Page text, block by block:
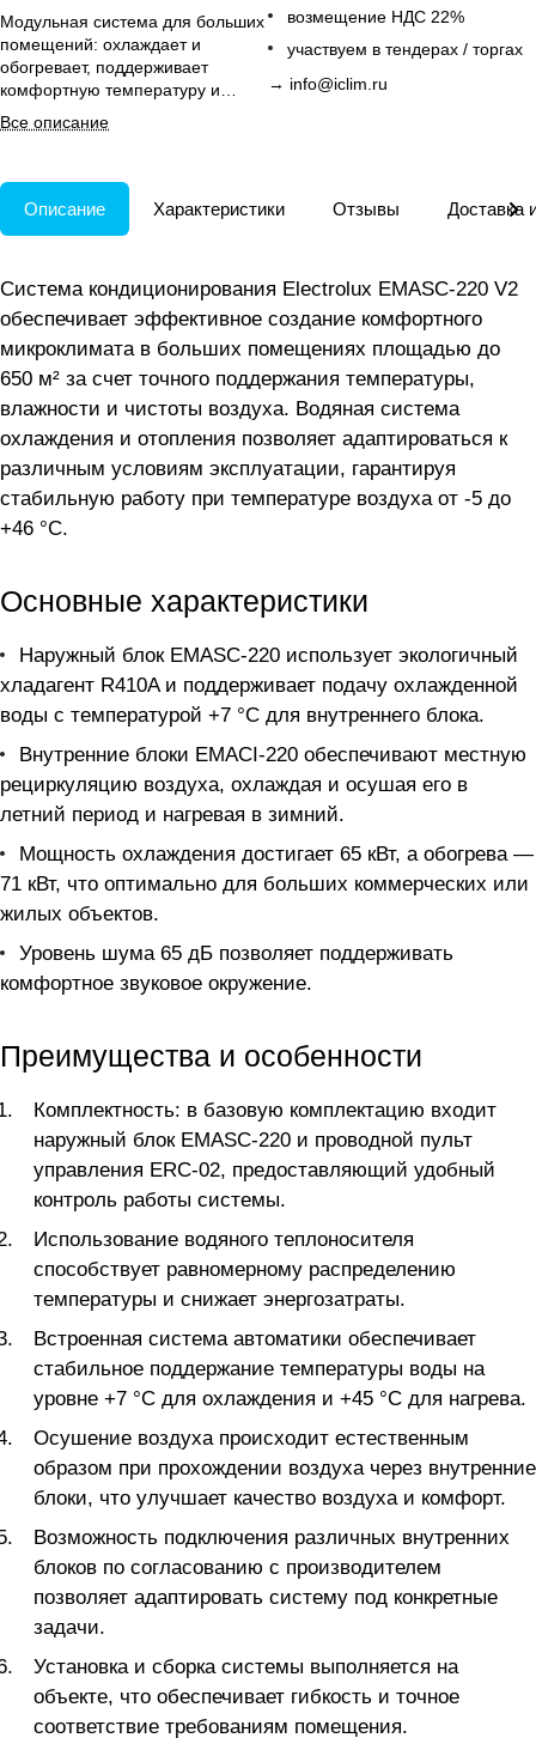
Модульная система для больших
помещений: охлаждает и
обогревает, поддерживает
комфортную температуру и
влажность, наружный блок и
пульт уже в комплекте
Все описание
возмещение НДС 22%
участвуем в тендерах / торгах
→ info@iclim.ru
Описание Характеристики Отзывы Доставка
Система кондиционирования Electrolux EMASC-220 V2
обеспечивает эффективное создание комфортного
микроклимата в больших помещениях площадью до
650 м² за счет точного поддержания температуры,
влажности и чистоты воздуха. Водяная система
охлаждения и отопления позволяет адаптироваться к
различным условиям эксплуатации, гарантируя
стабильную работу при температуре воздуха от -5 до
+46 °C.
Основные характеристики
Наружный блок EMASC-220 использует экологичный
хладагент R410A и поддерживает подачу охлажденной
воды с температурой +7 °C для внутреннего блока.
Внутренние блоки EMACI-220 обеспечивают местную
рециркуляцию воздуха, охлаждая и осушая его в
летний период и нагревая в зимний.
Мощность охлаждения достигает 65 кВт, а обогрева —
71 кВт, что оптимально для больших коммерческих или
жилых объектов.
Уровень шума 65 дБ позволяет поддерживать
комфортное звуковое окружение.
Преимущества и особенности
Комплектность: в базовую комплектацию входит
наружный блок EMASC-220 и проводной пульт
управления ERC-02, предоставляющий удобный
контроль работы системы.
Использование водяного теплоносителя
способствует равномерному распределению
температуры и снижает энергозатраты.
Встроенная система автоматики обеспечивает
стабильное поддержание температуры воды на
уровне +7 °C для охлаждения и +45 °C для нагрева.
Осушение воздуха происходит естественным
образом при прохождении воздуха через внутренние
блоки, что улучшает качество воздуха и комфорт.
Возможность подключения различных внутренних
блоков по согласованию с производителем
позволяет адаптировать систему под конкретные
задачи.
Установка и сборка системы выполняется на
объекте, что обеспечивает гибкость и точное
соответствие требованиям помещения.